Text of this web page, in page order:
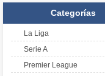
Categorías
La Liga
Serie A
Premier League